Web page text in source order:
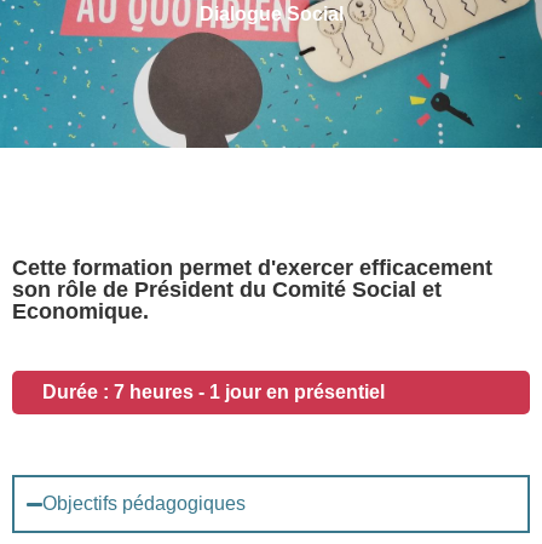
Dialogue Social
Cette formation permet d'exercer efficacement
son rôle de Président du Comité Social et
Economique.
Durée : 7 heures - 1 jour en présentiel
Objectifs pédagogiques